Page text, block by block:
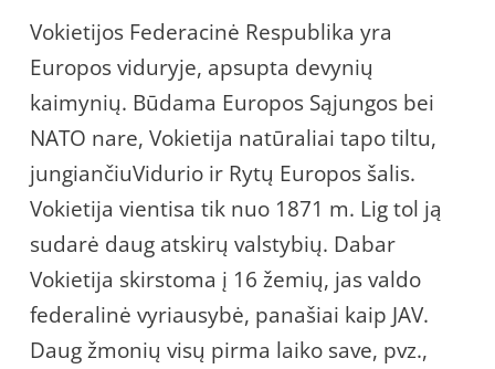
Vokietijos Federacinė Respublika yra
Europos viduryje, apsupta devynių
kaimynių. Būdama Europos Sąjungos bei
NATO nare, Vokietija natūraliai tapo tiltu,
jungiančiuVidurio ir Rytų Europos šalis.
Vokietija vientisa tik nuo 1871 m. Lig tol ją
sudarė daug atskirų valstybių. Dabar
Vokietija skirstoma į 16 žemių, jas valdo
federalinė vyriausybė, panašiai kaip JAV.
Daug žmonių visų pirma laiko save, pvz.,